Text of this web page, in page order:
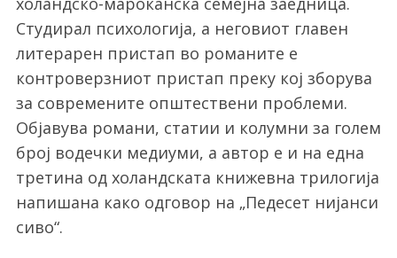
Студирал психологија, а неговиот главен
литерарен пристап во романите е
контроверзниот пристап преку кој зборува
за современите општествени проблеми.
Објавува романи, статии и колумни за голем
број водечки медиуми, а автор е и на една
третина од холандската книжевна трилогија
напишана како одговор на „Педесет нијанси
сиво“.